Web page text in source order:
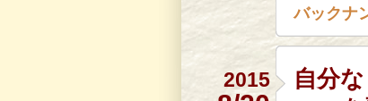
バックナ
2015
自分